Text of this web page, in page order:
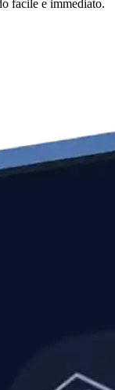
facile e immediato.